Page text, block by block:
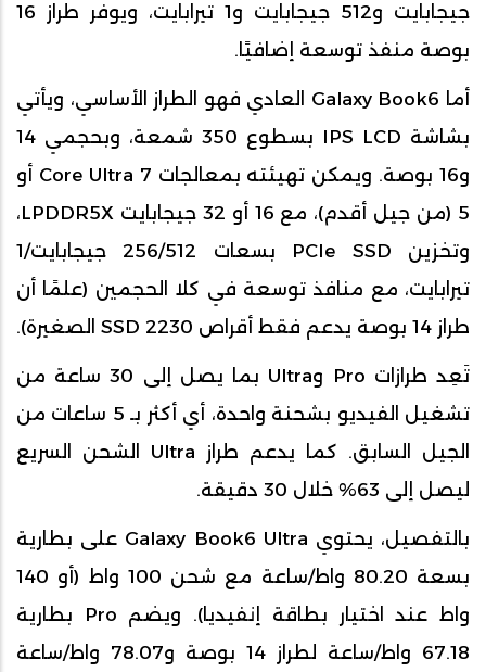
جيجابايت و512 جيجابايت و1 تيرابايت، ويوفر طراز 16
بوصة منفذ توسعة إضافيًا.
أما Galaxy Book6 العادي فهو الطراز الأساسي، ويأتي
بشاشة IPS LCD بسطوع 350 شمعة، وبحجمي 14
و16 بوصة. ويمكن تهيئته بمعالجات Core Ultra 7 أو
5 (من جيل أقدم)، مع 16 أو 32 جيجابايت LPDDR5X،
وتخزين PCIe SSD بسعات 256/512 جيجابايت/1
تيرابايت، مع منافذ توسعة في كلا الحجمين (علمًا أن
طراز 14 بوصة يدعم فقط أقراص 2230 SSD الصغيرة).
تَعِد طرازات Pro وUltra بما يصل إلى 30 ساعة من
تشغيل الفيديو بشحنة واحدة، أي أكثر بـ 5 ساعات من
الجيل السابق. كما يدعم طراز Ultra الشحن السريع
ليصل إلى 63% خلال 30 دقيقة.
بالتفصيل، يحتوي Galaxy Book6 Ultra على بطارية
بسعة 80.20 واط/ساعة مع شحن 100 واط (أو 140
واط عند اختيار بطاقة إنفيديا). ويضم Pro بطارية
67.18 واط/ساعة لطراز 14 بوصة و78.07 واط/ساعة